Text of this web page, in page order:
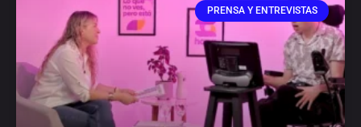
PRENSA Y ENTREVISTAS